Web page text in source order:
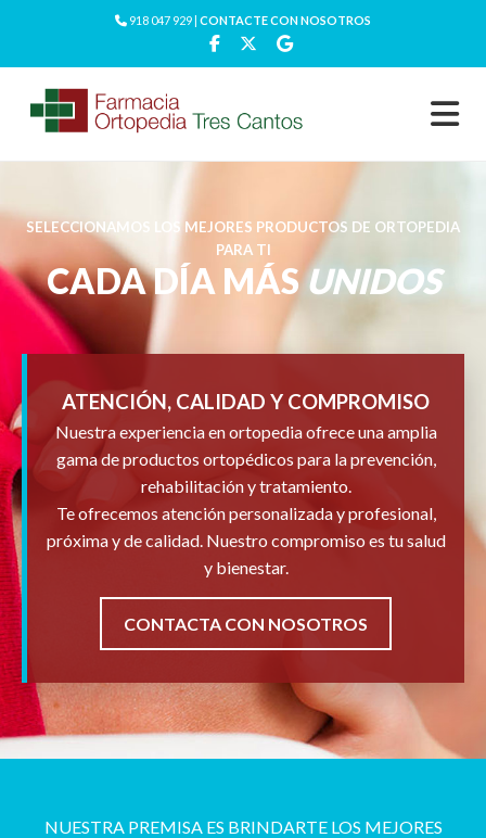
918 047 929 | CONTACTE CON NOSOTROS
SELECCIONAMOS LOS MEJORES PRODUCTOS DE ORTOPEDIA
PARA TI
CADA DÍA MÁSUNIDOS
ATENCIÓN, CALIDAD Y COMPROMISO
Nuestra experiencia en ortopedia ofrece una amplia
gama de productos ortopédicos para la prevención,
rehabilitación y tratamiento.
Te ofrecemos atención personalizada y profesional,
próxima y de calidad. Nuestro compromiso es tu salud
y bienestar.
CONTACTA CON NOSOTROS
NUESTRA PREMISA ES BRINDARTE LOS MEJORES